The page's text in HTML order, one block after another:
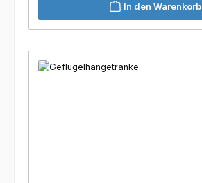
In den Warenkorb